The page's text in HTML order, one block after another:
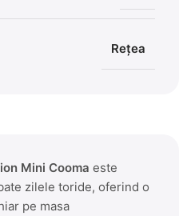
Rețea
Mini Cooma este
zilele toride, oferind o
pe masa